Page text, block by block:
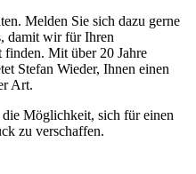
Melden Sie sich dazu gerne
damit wir für Ihren
finden. Mit über 20 Jahre
Stefan Wieder, Ihnen einen
Art.
Möglichkeit, sich für einen
zu verschaffen.